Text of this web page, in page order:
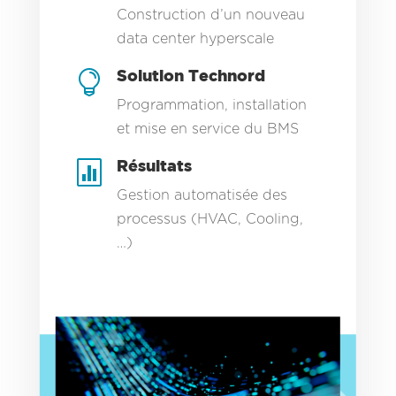
Construction d’un nouveau
data center hyperscale
 Solution Technord
Programmation, installation
et mise en service du BMS
 Résultats
Gestion automatisée des
processus (HVAC, Cooling,
…)